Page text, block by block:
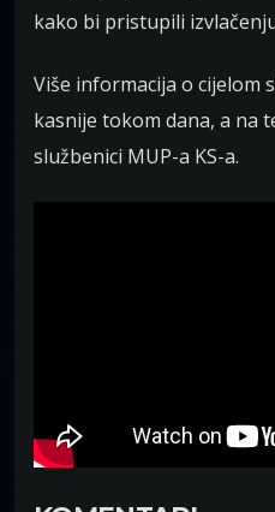
kako bi pristupili
Više informacija o cijelom
kasnije tokom dana, a na
službenici MUP-a KS-a.